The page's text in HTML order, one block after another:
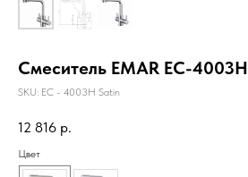
Смеситель EMAR EC-4003H
SKU: ЕС - 4003H Satin
12 816 р.
Цвет